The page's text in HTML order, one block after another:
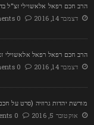
חכם רפאל אלאשוילי זצ"ל
דצמבר 14, 2016
0 Comments
חכם רפאל רפאל אלאשוילי זצ"ל
דצמבר 14, 2016
0 Comments
יהדות גרוזיה (סרט על חכם
אוקטובר 5, 2016
0 Comments